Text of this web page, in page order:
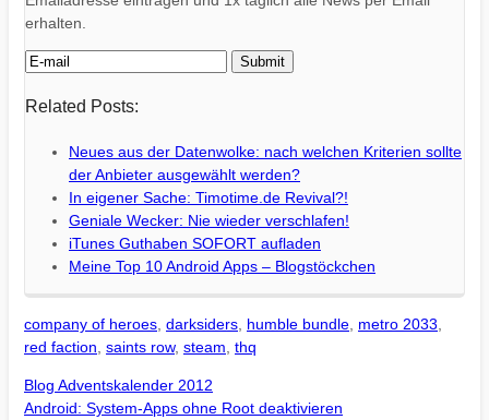
erhalten.
Related Posts:
Neues aus der Datenwolke: nach welchen Kriterien sollte
der Anbieter ausgewählt werden?
In eigener Sache: Timotime.de Revival?!
Geniale Wecker: Nie wieder verschlafen!
iTunes Guthaben SOFORT aufladen
Meine Top 10 Android Apps – Blogstöckchen
company of heroes darksiders humble bundle metro 2033
red faction saints row, steam thq
Blog Adventskalender 2012
Android: System-Apps ohne Root deaktivieren